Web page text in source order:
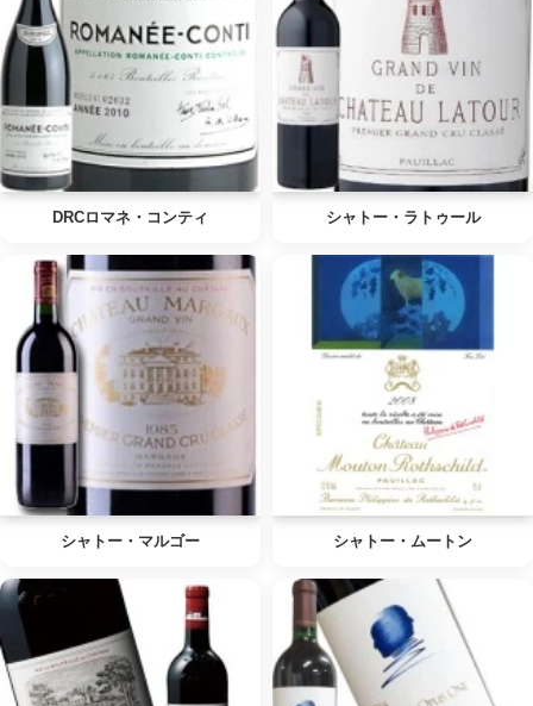
DRCロマネ・コンティ シャトー・ラトゥール
シャトー・マルゴー シャトー・ムートン